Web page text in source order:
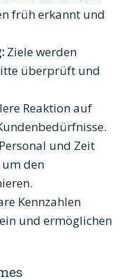
früh erkannt und
Ziele werden
überprüft und
Reaktion auf
und Zeit
den
Kennzahlen
und ermöglichen